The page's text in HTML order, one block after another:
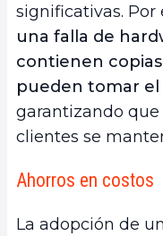
significativas. Por
una falla de
contienen
pueden tomar
garantizando que
clientes se
Ahorros en costos
La adopción de